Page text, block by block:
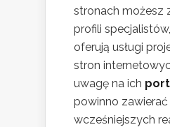
stronach możesz
profili
oferują usługi
stron
uwagę na ich
powinno zawierać
wcześniejszych